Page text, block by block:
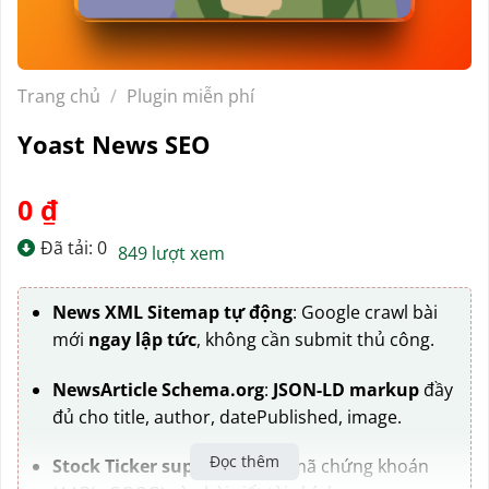
Trang chủ / Plugin miễn phí
Yoast News SEO
0 ₫
Đã tải: 0 849 lượt xem
News XML Sitemap tự động: Google crawl bài
mới ngay lập tức, không cần submit thủ công.
NewsArticle Schema.org: JSON-LD markupđầy
đủ cho title, author, datePublished, image.
Stock Ticker support: Thêm mã chứng khoán
Đọc thêm